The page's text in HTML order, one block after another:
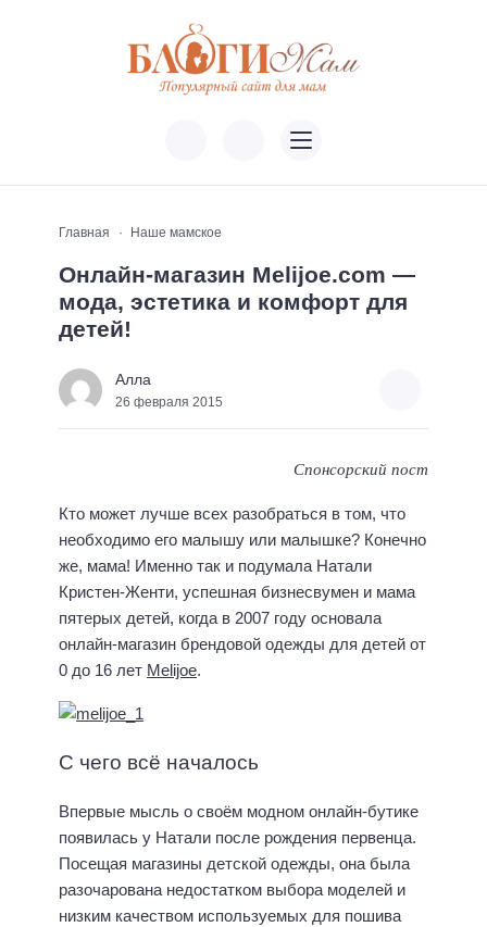
Главная Наше мамское
Онлайн-магазин Melijoe.com —
мода, эстетика и комфорт для
детей!
Алла
26 февраля 2015
Спонсорский пост
Кто может лучше всех разобраться в том, что
необходимо его малышу или малышке? Конечно
же, мама! Именно так и подумала Натали
Кристен-Женти, успешная бизнесвумен и мама
пятерых детей, когда в 2007 году основала
онлайн-магазин брендовой одежды для детей от
0 до 16 лет Melijoe.
С чего всё началось
Впервые мысль о своём модном онлайн-бутике
появилась у Натали после рождения первенца.
Посещая магазины детской одежды, она была
разочарована недостатком выбора моделей и
низким качеством используемых для пошива